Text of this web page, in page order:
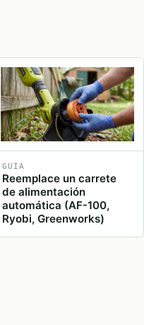
GUÍA
Reemplace un carrete
de alimentación
automática (AF-100,
Ryobi, Greenworks)